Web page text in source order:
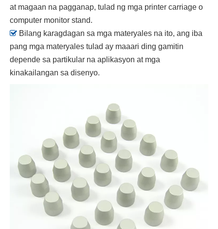
at magaan na pagganap, tulad ng mga printer carriage o
computer monitor stand.
 Bilang karagdagan sa mga materyales na ito, ang iba
pang mga materyales tulad ay maaari ding gamitin
depende sa partikular na aplikasyon at mga
kinakailangan sa disenyo.